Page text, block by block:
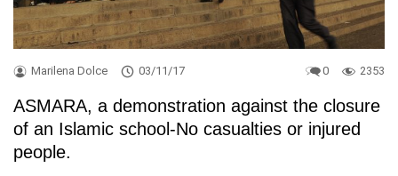
Marilena Dolce 03/11/17 0 2353
ASMARA, a demonstration against the closure
of an Islamic school-No casualties or injured
people.